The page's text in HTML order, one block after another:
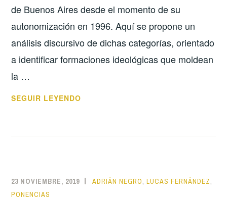
de Buenos Aires desde el momento de su
autonomización en 1996. Aquí se propone un
análisis discursivo de dichas categorías, orientado
a identificar formaciones ideológicas que moldean
la …
SEGUIR LEYENDO
SOBRE
23 NOVIEMBRE, 2019 ADRIÁN NEGRO,LUCAS FERNÁNDEZ,
PONENCIAS